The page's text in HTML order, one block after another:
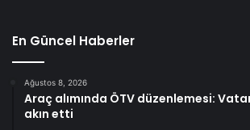
En Güncel Haberler
Ağustos 8, 2026
Araç alımında ÖTV düzenlemesi:
akın etti